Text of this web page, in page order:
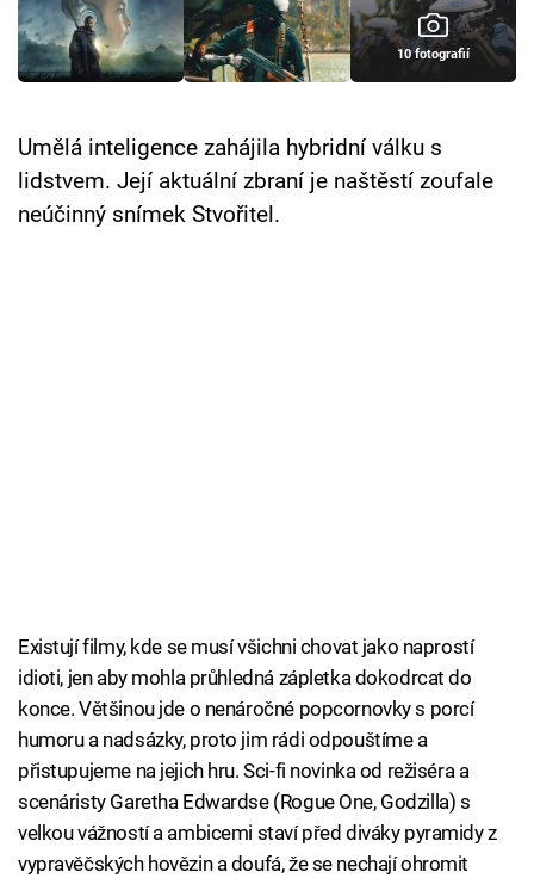
TV Program
Přihlášení
10 fotografií
Umělá inteligence zahájila hybridní válku s
lidstvem. Její aktuální zbraní je naštěstí zoufale
neúčinný snímek Stvořitel.
Existují filmy, kde se musí všichni chovat jako naprostí
idioti, jen aby mohla průhledná zápletka dokodrcat do
konce. Většinou jde o nenáročné popcornovky s porcí
humoru a nadsázky, proto jim rádi odpouštíme a
přistupujeme na jejich hru. Sci-fi novinka od režiséra a
scenáristy Garetha Edwardse (Rogue One, Godzilla) s
velkou vážností a ambicemi staví před diváky pyramidy z
vypravěčských hovězin a doufá, že se nechají ohromit